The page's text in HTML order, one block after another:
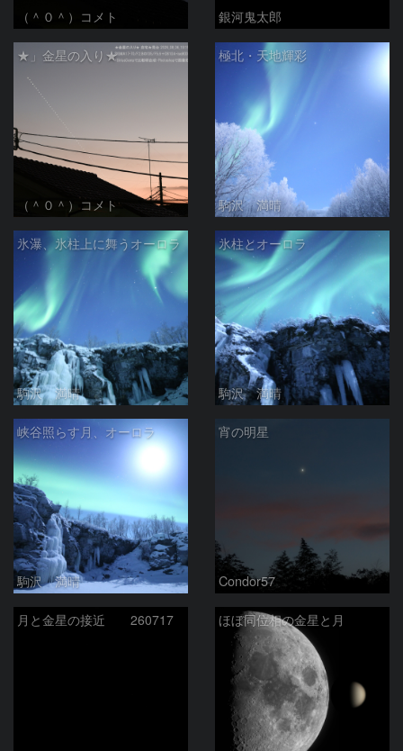
（＾０＾）コメト 銀河鬼太郎
★」金星の入り★
（＾０＾）コメト
極北・天地輝彩
駒沢 満晴
氷瀑、氷柱上に舞うオーロラ
駒沢 満晴
氷柱とオーロラ
駒沢 満晴
峡谷照らす月、オーロラ
駒沢 満晴
宵の明星
Condor57
月と金星の接近 260717 ほぼ同位相の金星と月